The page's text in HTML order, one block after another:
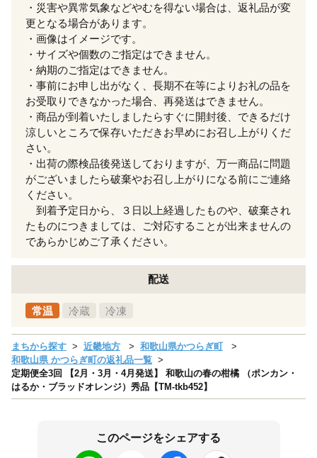
・災害や異常気象などやむを得ない場合は、返礼品が変
更となる場合があります。
・画像はイメージです。
・サイズや個数のご指定はできません。
・納期のご指定はできません。
・事前にお申し出がなく、長期不在等によりお礼の品を
お受取りできなかった場合、再発送はできません。
・商品が到着いたしましたらすぐに開封後、できるだけ
涼しいところで保存いただきお早めにお召し上がりくだ
さい。
・出荷の際検品後発送しておりますが、万一商品に問題
がございましたら破棄やお召し上がりになる前にご連絡
ください。
到着予定日から、３日以上経過したものや、破棄され
たものにつきましては、ご対応することが出来ませんの
であらかじめご了承ください。
配送
常温 冷蔵 冷凍
まちから探す 近畿地方
和歌山県かつらぎ町
和歌山県 かつらぎ町の返礼品一覧
定期便全3回 【2月・3月・4月発送】 和歌山の春の柑橘 （ポンカン・
はるか・ブラッドオレンジ）秀品【TM-tkb452】
このページをシェアする